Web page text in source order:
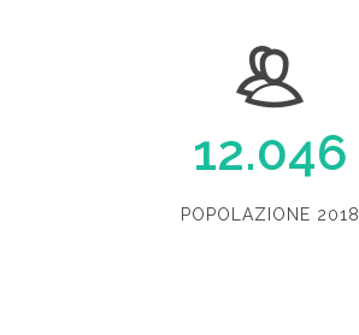
12.046
POPOLAZIONE 2018